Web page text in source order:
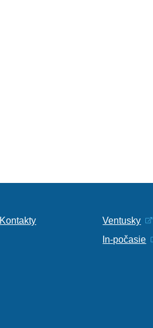
Kontakty
Ventusky
In-počasie